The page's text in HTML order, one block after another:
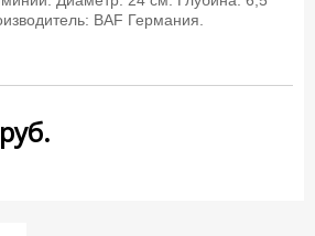
BAF Германия.
руб.